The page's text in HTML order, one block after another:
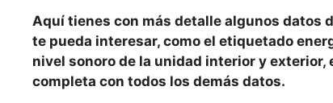
Aquí tienes con más detalle algunos datos
te pueda interesar, como el etiquetado
nivel sonoro de la unidad interior y
completa con todos los demás datos.